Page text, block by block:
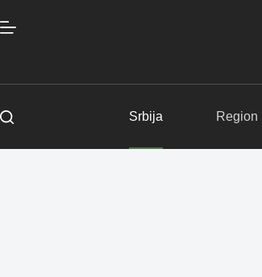
Srbija Region